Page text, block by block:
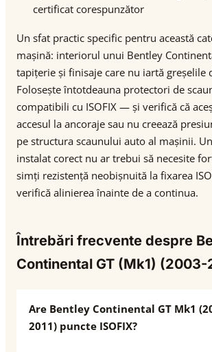
certificat corespunzător
Un sfat practic specific pentru această
mașină: interiorul unui Bentley
tapițerie și finisaje care nu iartă greșelile
Folosește întotdeauna protectori de
compatibili cu ISOFIX — și verifică că
accesul la ancoraje sau nu creează
pe structura scaunului auto al mașinii.
instalat corect nu ar trebui să necesite
simți rezistență neobișnuită la fixarea
verifică alinierea înainte de a continua.
Întrebări frecvente despre
Continental GT (Mk1) (2003-
Are Bentley Continental GT Mk1
2011) puncte ISOFIX?